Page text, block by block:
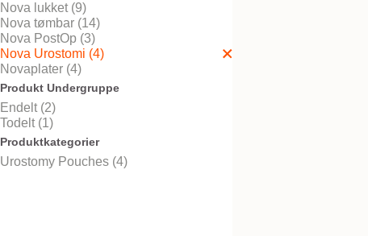
Nova lukket (9)
Nova tømbar (14)
Nova PostOp (3)
Nova Urostomi (4)
Novaplater (4)
Produkt Undergruppe
Endelt (2)
Todelt (1)
Produktkategorier
Urostomy Pouches (4)